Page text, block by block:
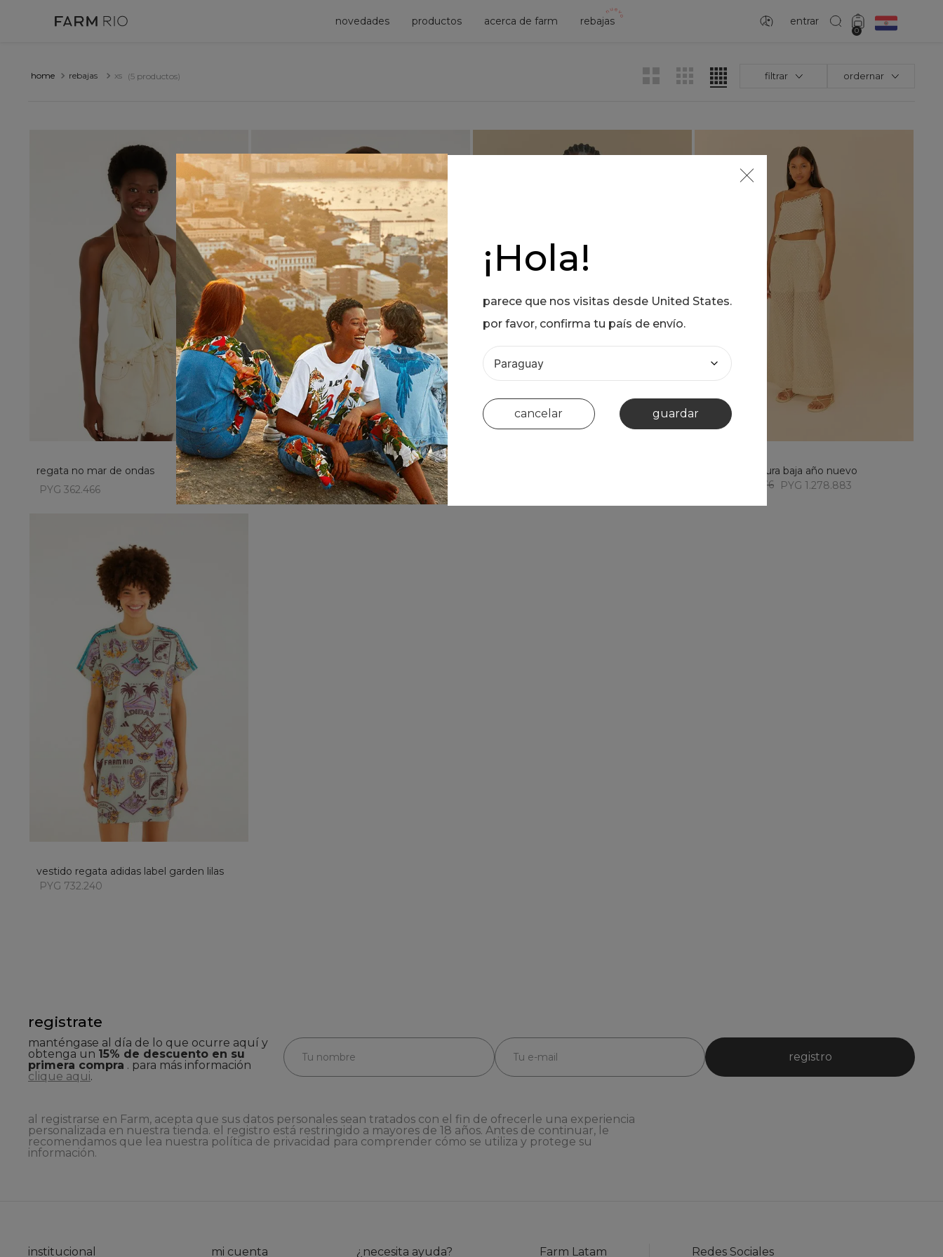
novedades productos acerca de farm rebajas entrar
0
¡Hola!
parece que nos visitas desde United States.
por favor, confirma tu país de envío.
cancelar guardar
rebajas xs 5 productos filtrar ordernar
añadir al carrito
regata no mar de ondas
PYG 362.466
S L
añadir al carrito
regata decote reto
PYG 362.466
añadir al carrito
pantalón cintura baja año nuevo
PYG 1.826.976
PYG 1.278.883
XS
añadir al carrito
vestido regata adidas label garden lilas
PYG 732.240
registrate
manténgase al día de lo que ocurre aquí y
obtenga un 15% de descuento en su
primera compra . para más información
clique aqui.
registro
al registrarse en Farm, acepta que sus datos personales sean tratados con el fin de ofrecerle una experiencia
personalizada en nuestra tienda. el registro está restringido a mayores de 18 años. Antes de continuar, le
recomendamos que lea nuestra política de privacidad para comprender cómo se utiliza y protege su
información.
institucional mi cuenta ¿necesita ayuda? Farm Latam Redes Sociales